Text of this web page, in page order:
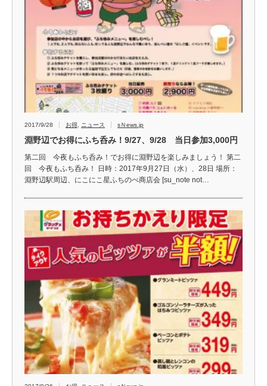
2017/9/28 お得 ニュース sＮews.jp
淵野辺でお得にふち呑み！9/27、9/28 当日参加3,000円
第二回 今夜もふち呑み！でお得に淵野辺を楽しみましょう！ 第二
回 今夜もふち呑み！ 日時：2017年9月27日（水）、28日 場所：
淵野辺駅周辺、にこにこ星ふちのべ商店会 [su_note not…